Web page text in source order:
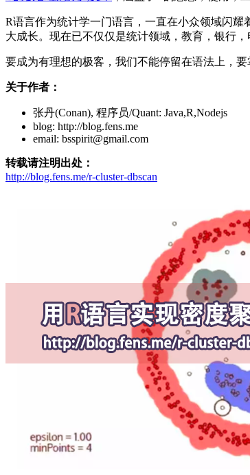
R语言作为统计学一门语言，一直在小众领域闪
大成长。现在已不仅仅是统计领域，教育，银行
要成为有理想的极客，我们不能停留在语法上，
关于作者：
张丹(Conan), 程序员/Quant: Java,R,Nodejs
blog: http://blog.fens.me
email: bsspirit@gmail.com
转载请注明出处：
http://blog.fens.me/r-cluster-dbscan